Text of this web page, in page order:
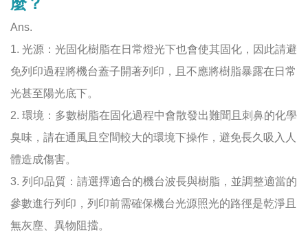
Ans.
1. 光源：光固化樹脂在日常燈光下也會使其固化，因此請避
免列印過程將機台蓋子開著列印，且不應將樹脂暴露在日常
光甚至陽光底下。
2. 環境：多數樹脂在固化過程中會散發出難聞且刺鼻的化學
臭味，請在通風且空間較大的環境下操作，避免長久吸入人
體造成傷害。
3. 列印品質：請選擇適合的機台波長與樹脂，並調整適當的
參數進行列印，列印前需確保機台光源照光的路徑是乾淨且
無灰塵、異物阻擋。